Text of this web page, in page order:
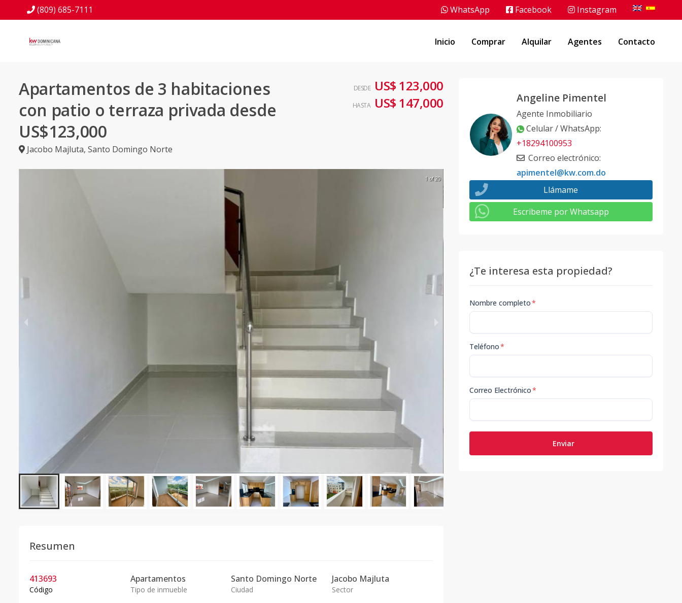
(809) 685-7111 WhatsApp Facebook Instagram
Inicio Comprar Alquilar Agentes Contacto
Apartamentos de 3 habitaciones
con patio o terraza privada desde
US$123,000
Jacobo Majluta, Santo Domingo Norte
DESDE US$ 123,000
HASTA US$ 147,000
1 of 20
Resumen
413693
Código
Apartamentos
Tipo de inmueble
Santo Domingo Norte
Ciudad
Jacobo Majluta
Sector
Angeline Pimentel
Agente Inmobiliario
Celular / WhatsApp:
+18294100953
Correo electrónico:
apimentel@kw.com.do
Llámame
Escribeme por Whatsapp
¿Te interesa esta propiedad?
Nombre completo*
Teléfono*
Correo Electrónico*
Enviar